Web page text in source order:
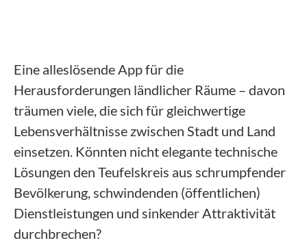
Eine alleslösende App für die
Herausforderungen ländlicher Räume – davon
träumen viele, die sich für gleichwertige
Lebensverhältnisse zwischen Stadt und Land
einsetzen. Könnten nicht elegante technische
Lösungen den Teufelskreis aus schrumpfender
Bevölkerung, schwindenden (öffentlichen)
Dienstleistungen und sinkender Attraktivität
durchbrechen?